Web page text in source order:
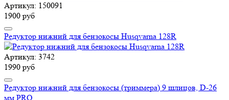
Артикул: 150091
1900 руб
Редуктор нижний для бензокосы Husqvarna 128R
Артикул: 3742
1990 руб
Редуктор нижний для бензокосы (триммера) 9 шлицов, D-26
мм PRO